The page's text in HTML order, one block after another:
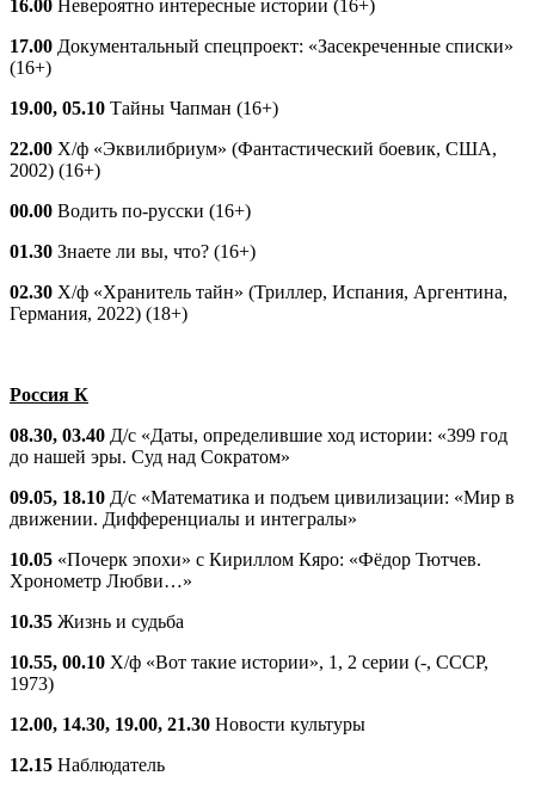
16.00 Невероятно интересные истории (16+)
17.00 Документальный спецпроект: «Засекреченные списки»
(16+)
19.00, 05.10 Тайны Чапман (16+)
22.00 Х/ф «Эквилибриум» (Фантастический боевик, США,
2002) (16+)
00.00 Водить по-русски (16+)
01.30 Знаете ли вы, что? (16+)
02.30 Х/ф «Хранитель тайн» (Триллер, Испания, Аргентина,
Германия, 2022) (18+)
Россия К
08.30, 03.40 Д/с «Даты, определившие ход истории: «399 год
до нашей эры. Суд над Сократом»
09.05, 18.10 Д/с «Математика и подъем цивилизации: «Мир в
движении. Дифференциалы и интегралы»
10.05 «Почерк эпохи» с Кириллом Кяро: «Фёдор Тютчев.
Хронометр Любви…»
10.35 Жизнь и судьба
10.55, 00.10 Х/ф «Вот такие истории», 1, 2 серии (-, СССР,
1973)
12.00, 14.30, 19.00, 21.30 Новости культуры
12.15 Наблюдатель